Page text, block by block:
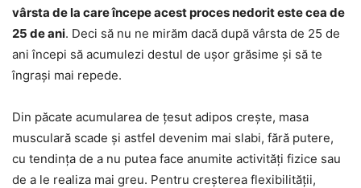
vârsta de la care începe acest proces nedorit este cea de
25 de ani. Deci să nu ne mirăm dacă după vârsta de 25 de
ani începi să acumulezi destul de ușor grăsime și să te
îngrași mai repede.
Din păcate acumularea de țesut adipos crește, masa
musculară scade și astfel devenim mai slabi, fără putere,
cu tendința de a nu putea face anumite activități fizice sau
de a le realiza mai greu. Pentru creșterea flexibilității,